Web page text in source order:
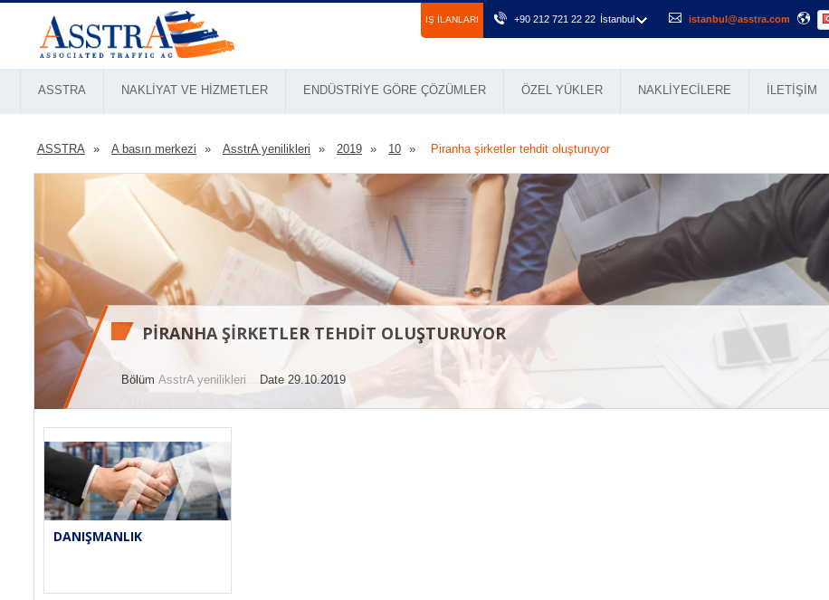
IŞ ILANLARI +90 212 721 22 22 İstanbul istanbul@asstra.com
ASSTRA NAKLIYAT VE HIZMETLER ENDÜSTRIYE GÖRE ÇÖZÜMLER ÖZEL YÜKLER NAKLIYECILERE İLETIŞIM
ASSTRA A basın merkezi AsstrA yenilikleri 2019 10 Piranha şirketler tehdit oluşturuyor
PIRANHA ŞIRKETLER TEHDIT OLUŞTURUYOR
Bölüm AsstrA yenilikleri Date 29.10.2019
DANIŞMANLIK